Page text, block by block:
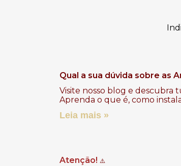
Qual a sua dúvida sobre as
Visite nosso blog e descubra
Aprenda o que é, como
Leia mais »
Atenção! ⚠️